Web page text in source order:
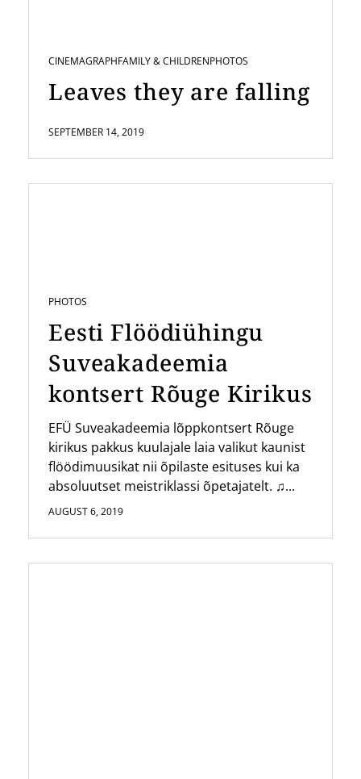
CINEMAGRAPHFAMILY & CHILDRENPHOTOS
Leaves they are falling
SEPTEMBER 14, 2019
PHOTOS
Eesti Flöödiühingu
Suveakadeemia
kontsert Rõuge Kirikus
EFÜ Suveakadeemia lõppkontsert Rõuge
kirikus pakkus kuulajale laia valikut kaunist
flöödimuusikat nii õpilaste esituses kui ka
absoluutset meistriklassi õpetajatelt. ♫...
AUGUST 6, 2019